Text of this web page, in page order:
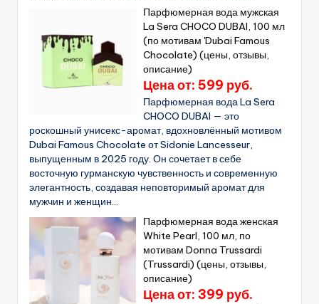
Парфюмерная вода мужская
La Sera CHOCO DUBAI, 100 мл
(по мотивам 'Dubai Famous
Chocolate) (цены, отзывы,
описание)
Цена от: 599 руб.
Парфюмерная вода La Sera
CHOCO DUBAI — это
роскошный унисекс-аромат, вдохновлённый мотивом
Dubai Famous Chocolate от Sidonie Lancesseur,
выпущенным в 2025 году. Он сочетает в себе
восточную гурманскую чувственность и современную
элегантность, создавая неповторимый аромат для
мужчин и женщин...
Парфюмерная вода женская
White Pearl, 100 мл, по
мотивам Donna Trussardi
(Trussardi) (цены, отзывы,
описание)
Цена от: 399 руб.